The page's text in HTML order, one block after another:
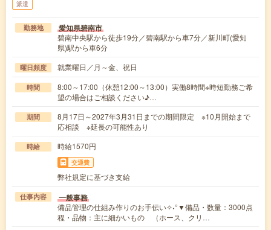
派遣
勤務地 愛知県碧南市
碧南中央駅から徒歩19分／碧南駅から車7分／新川町(愛知
県)駅から車6分
曜日頻度 就業曜日／月～金、祝日
時間
8:00～17:00（休憩12:00～13:00）実働8時間※時短勤務ご希
望の場合はご相談ください♪…
期間
8月17日～2027年3月31日までの期間限定 ※10月開始まで
応相談 ※延長の可能性あり
時給 時給1570円
交通費
弊社規定に基づき支給
仕事内容 一般事務
備品管理の仕組み作りのお手伝い✧˖°▼備品・数量：3000点
程・品物：主に細かいもの （ホース、クリ…